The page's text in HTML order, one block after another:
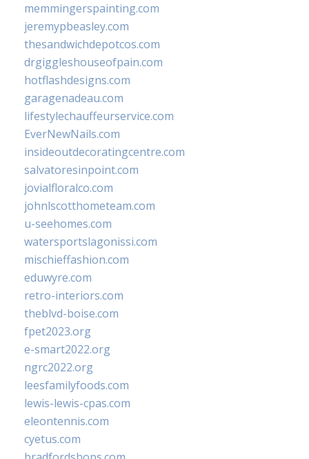
memmingerspainting.com
jeremypbeasley.com
thesandwichdepotcos.com
drgiggleshouseofpain.com
hotflashdesigns.com
garagenadeau.com
lifestylechauffeurservice.com
EverNewNails.com
insideoutdecoratingcentre.com
salvatoresinpoint.com
jovialfloralco.com
johnlscotthometeam.com
u-seehomes.com
watersportslagonissi.com
mischieffashion.com
eduwyre.com
retro-interiors.com
theblvd-boise.com
fpet2023.org
e-smart2022.org
ngrc2022.org
leesfamilyfoods.com
lewis-lewis-cpas.com
eleontennis.com
cyetus.com